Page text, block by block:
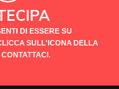
DI ESSERE SU
SULL'ICONA DELLA